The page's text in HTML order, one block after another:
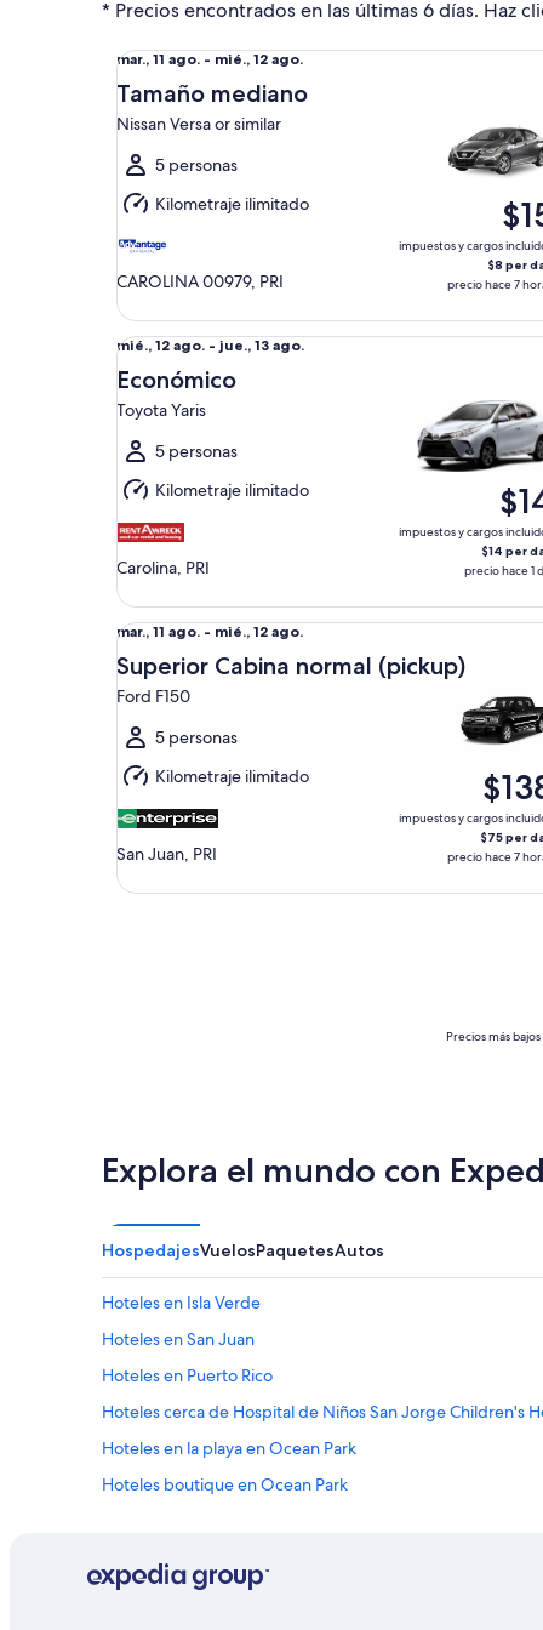
* Precios encontrados en las últimas 6 días. Haz
Del
mar.,
11
ago.
al
mié.,
12
ago.
mar., 11 ago. - mié., 12 ago.
Tamaño mediano
Nissan Versa or similar
5 personas
Kilometraje ilimitado
CAROLINA 00979, PRI
impuestos y cargos
$8 per
precio hace 7
Tamaño mediano Nissan Versa or similar
Del
mié.,
12
ago.
al
jue.,
13
ago.
mié., 12 ago. - jue., 13 ago.
Económico
Toyota Yaris
5 personas
Kilometraje ilimitado
Carolina, PRI
impuestos y cargos
$14 per
precio hace 1
Económico Toyota Yaris
Del
mar.,
11
ago.
al
mié.,
12
ago.
mar., 11 ago. - mié., 12 ago.
Superior Cabina normal (pickup)
Ford F150
5 personas
Kilometraje ilimitado
San Juan, PRI
impuestos y cargos
$75 per
precio hace 7
Superior Cabina normal (pickup) Ford F150
Precios más
Explora el mundo con
HospedajesVuelosPaquetesAutos
Hoteles en Isla Verde
Hoteles en San Juan
Hoteles en Puerto Rico
Hoteles cerca de Hospital de Niños San Jorge Children's
Hoteles en la playa en Ocean Park
Hoteles boutique en Ocean Park
Hoteles 2 estrellas en Condado